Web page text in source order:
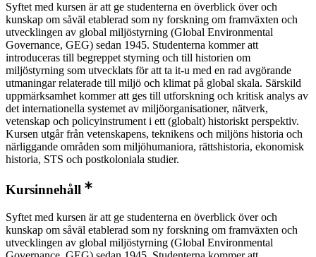
Syftet med kursen är att ge studenterna en överblick över och
kunskap om såväl etablerad som ny forskning om framväxten och
utvecklingen av global miljöstyrning (Global Environmental
Governance, GEG) sedan 1945. Studenterna kommer att
introduceras till begreppet styrning och till historien om
miljöstyrning som utvecklats för att ta it-u med en rad avgörande
utmaningar relaterade till miljö och klimat på global skala. Särskild
uppmärksamhet kommer att ges till utforskning och kritisk analys av
det internationella systemet av miljöorganisationer, nätverk,
vetenskap och policyinstrument i ett (globalt) historiskt perspektiv.
Kursen utgår från vetenskapens, teknikens och miljöns historia och
närliggande områden som miljöhumaniora, rättshistoria, ekonomisk
historia, STS och postkoloniala studier.
Kursinnehåll
Syftet med kursen är att ge studenterna en överblick över och
kunskap om såväl etablerad som ny forskning om framväxten och
utvecklingen av global miljöstyrning (Global Environmental